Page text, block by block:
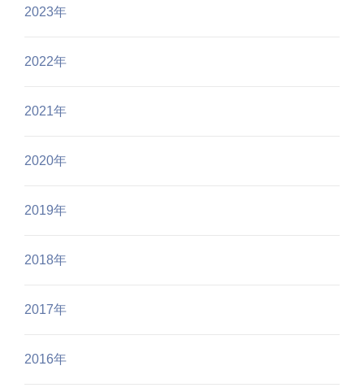
2023年
2022年
2021年
2020年
2019年
2018年
2017年
2016年